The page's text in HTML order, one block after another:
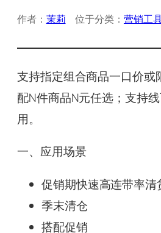
作者： 茉莉 位于分类： 营销工
支持指定组合商品一口价或
配N件商品N元任选；支持
用。
一、应用场景
促销期快速高连带率清
季末清仓
搭配促销